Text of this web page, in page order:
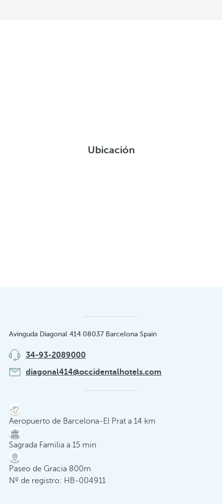
Ubicación
Avinguda Diagonal 414 08037 Barcelona Spain
34-93-2089000
diagonal414@occidentalhotels.com
Aeropuerto de Barcelona-El Prat a 14 km
Sagrada Familia a 15 min
Paseo de Gracia 800m
Nº de registro: HB-004911